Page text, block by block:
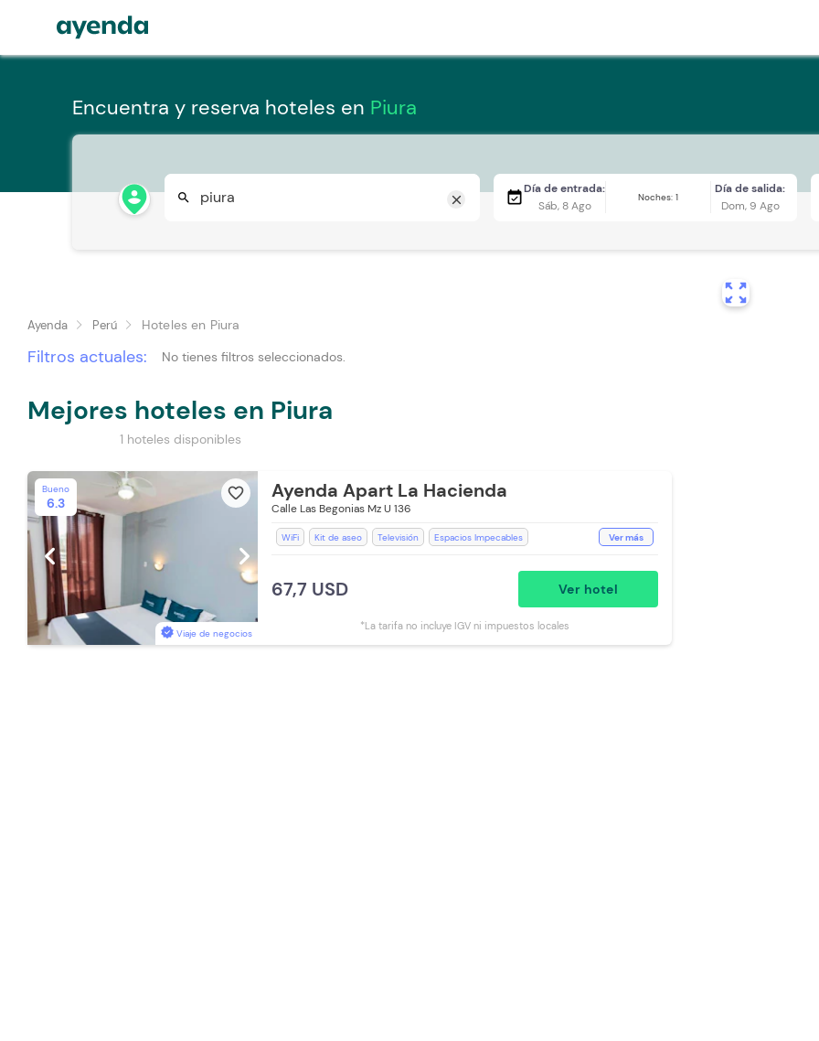
Encuentra y reserva hoteles en Piura
person_pin_circle search close event_availableDía de entrada:
Sáb, 8 Ago
Noches: 1
Día de salida:
Dom, 9 Ago
Ayenda Perú Hoteles en Piura
Filtros actuales: No tienes filtros seleccionados.
Mejores hoteles en Piura
1 hoteles disponibles
Bueno
6.3
favorite_border
Viaje de negocios
chevron_left chevron_right
Ayenda Apart La Hacienda
Calle Las Begonias Mz U 136
WiFi Kit de aseo Televisión
Espacios Impecables
Baño Privado
Ver más
67,7 USD Ver hotel
*La tarifa no incluye IGV ni impuestos locales
zoom_out_map